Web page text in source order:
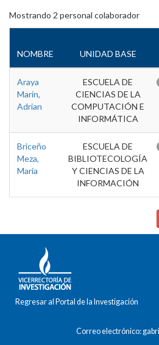
Mostrando 2 personal colaborador
NOMBRE UNIDAD BASE
Araya
Marin,
Adrian
ESCUELA DE
CIENCIAS DE LA
COMPUTACIÓN E
INFORMÁTICA
Briceño
Meza,
Maria
ESCUELA DE
BIBLIOTECOLOGÍA
Y CIENCIAS DE LA
INFORMACIÓN
Regresar al Portal de la Investigación
Correo electrónico: